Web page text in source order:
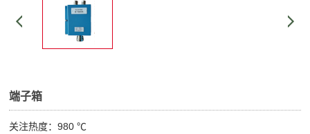
端子箱
关注热度：980 ℃